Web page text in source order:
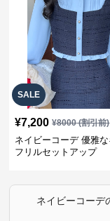
SALE
¥7,200 ¥8000(割引前)
ネイビーコーデ 優雅
フリルセットアップ
ネイビーコーデ